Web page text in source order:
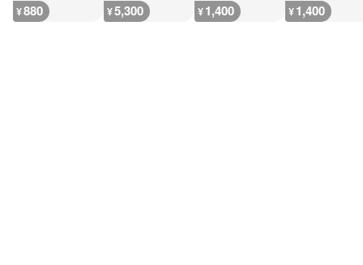
¥880 ¥5,300 ¥1,400 ¥1,400